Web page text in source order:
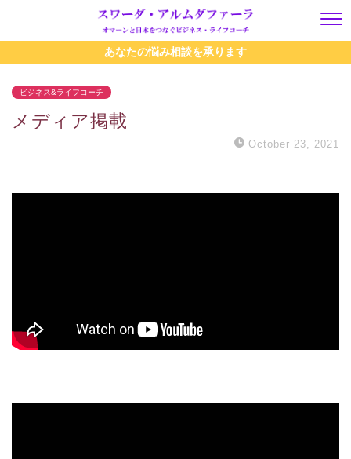
あなたの悩み相談を承ります
ビジネス&ライフコーチ
メディア掲載
October 23, 2021